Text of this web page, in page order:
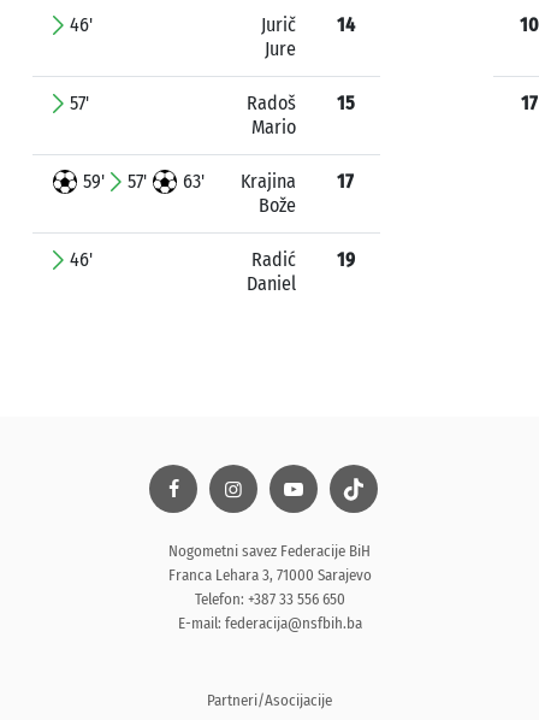
46'
Jurič
Jure
14
57'
Radoš
Mario
15
59' 57' 63'
Krajina
Bože
17
46'
Radić
Daniel
19
10
17
Nogometni savez Federacije BiH
Franca Lehara 3, 71000 Sarajevo
Telefon: +387 33 556 650
E-mail: federacija@nsfbih.ba
Partneri/Asocijacije